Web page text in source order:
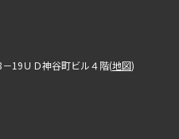
19ＵＤ神谷町ビル４階(地図)